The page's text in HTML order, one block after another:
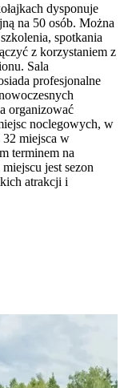
dysponuje
na 50 osób. Można
spotkania
z korzystaniem z
Sala
profesjonalne
organizować
noclegowych, w
32 miejsca w
terminem na
jest sezon
atrakcji i